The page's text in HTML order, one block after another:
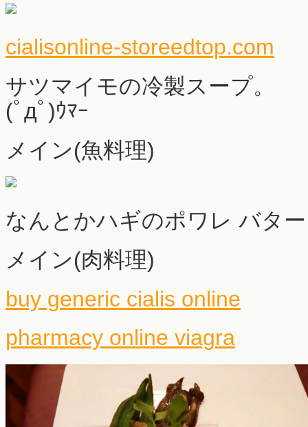
cialisonline-storeedtop.com
サツマイモの冷製スープ。
(ﾟдﾟ)ｳﾏｰ
メイン(魚料理)
なんとかハギのポワレ バタ
メイン(肉料理)
buy generic cialis online
pharmacy online viagra